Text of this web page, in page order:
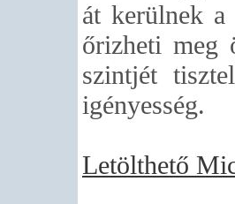
át kerülnek a
őrizheti meg
szintjét
igényesség.
Letölthető